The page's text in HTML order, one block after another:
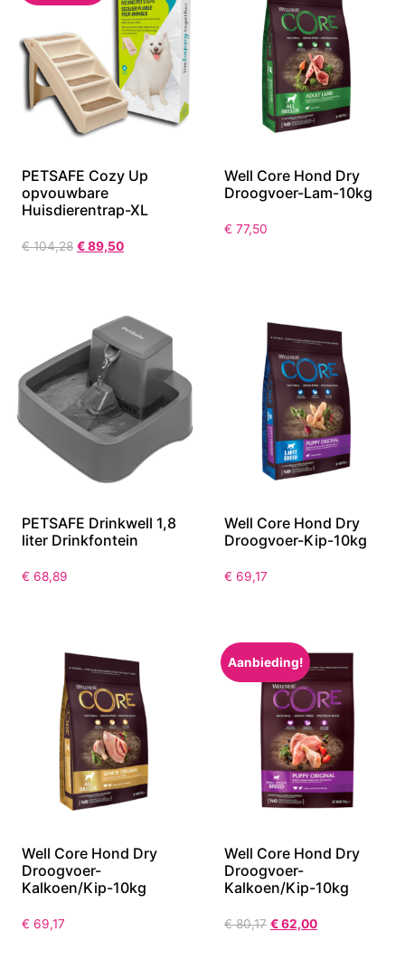
PETSAFE Cozy Up
opvouwbare
Huisdierentrap-XL
€104,28 €89,50
Well Core Hond Dry
Droogvoer-Lam-10kg
€ 77,50
PETSAFE Drinkwell 1,8
liter Drinkfontein
€ 68,89
Well Core Hond Dry
Droogvoer-Kip-10kg
€ 69,17
Well Core Hond Dry
Droogvoer-
Kalkoen/Kip-10kg
€ 69,17
Aanbieding!
Well Core Hond Dry
Droogvoer-
Kalkoen/Kip-10kg
€80,17 €62,00